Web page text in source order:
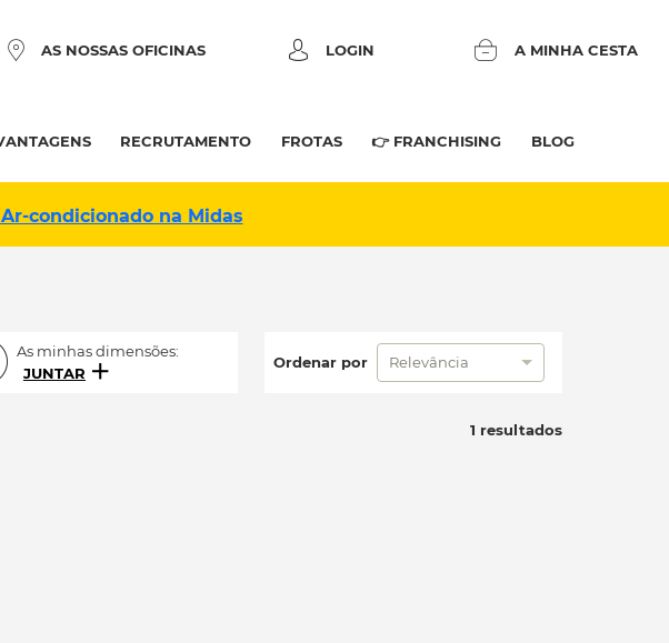
AS NOSSAS OFICINAS LOGIN A MINHA CESTA
RECRUTAMENTO FROTAS 👉 FRANCHISING BLOG
condicionado na Midas
As minhas dimensões:
JUNTAR
Ordenar por Relevância
1 resultados